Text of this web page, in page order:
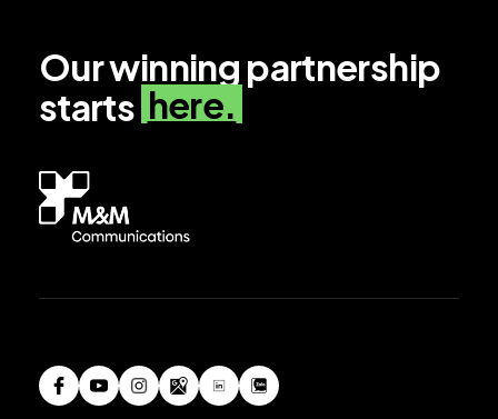
Our winning partnership
starts here.